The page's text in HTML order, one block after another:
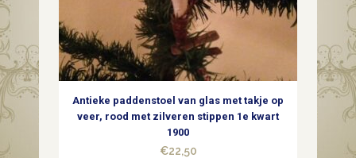
blauw,
wit
en
goud
Antieke paddenstoel van glas met takje op
veer, rood met zilveren stippen 1e kwart
1900
€22,50